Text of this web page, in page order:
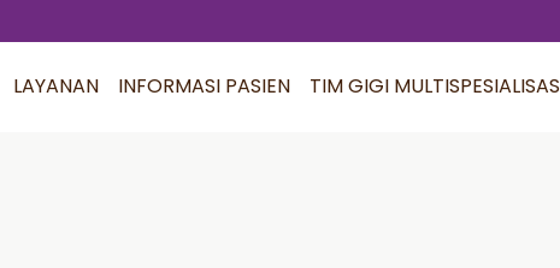
LAYANAN INFORMASI PASIEN TIM GIGI MULTISPESIALISASI